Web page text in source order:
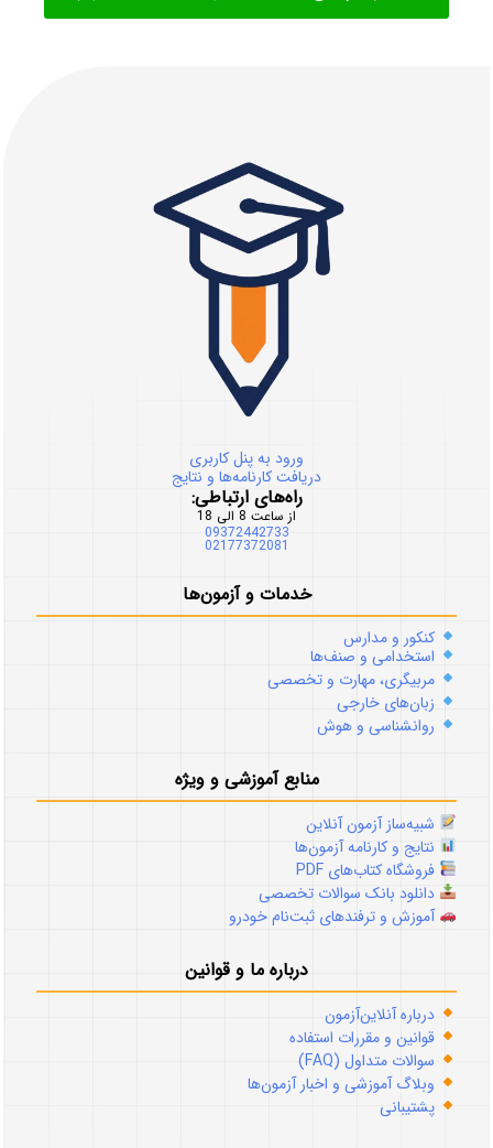
ورود به پنل کاربری
دریافت کارنامه‌ها و نتایج
راه‌های ارتباطی:
از ساعت 8 الی 18
09372442733
02177372081
خدمات و آزمون‌ها
کنکور و مدارس
استخدامی و صنف‌ها
مربیگری، مهارت و تخصصی
زبان‌های خارجی
روانشناسی و هوش
منابع آموزشی و ویژه
شبیه‌ساز آزمون آنلاین
نتایج و کارنامه آزمون‌ها
فروشگاه کتاب‌های PDF
دانلود بانک سوالات تخصصی
آموزش و ترفندهای ثبت‌نام خودرو
درباره ما و قوانین
درباره آنلاین‌آزمون
قوانین و مقررات استفاده
سوالات متداول (FAQ)
وبلاگ آموزشی و اخبار آزمون‌ها
پشتیبانی